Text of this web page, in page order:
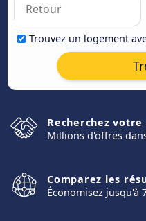
Trouvez un logement
Recherchez
Millions d'offres
Comparez les
Économisez jusqu'à